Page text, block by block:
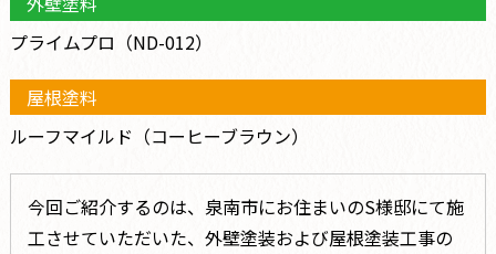
プライムプロ（ND-012）
屋根塗料
ルーフマイルド（コーヒーブラウン）
今回ご紹介するのは、泉南市にお住まいのS様邸にて施
工させていただいた、外壁塗装および屋根塗装工事の